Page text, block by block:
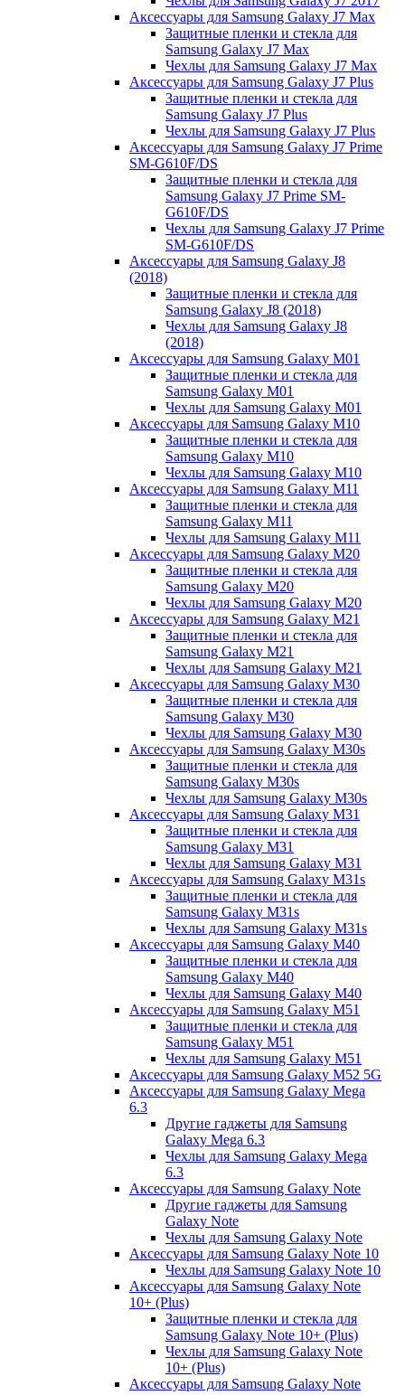
Аксессуары для Samsung Galaxy J7 Max
Защитные пленки и стекла для
Samsung Galaxy J7 Max
Чехлы для Samsung Galaxy J7 Max
Аксессуары для Samsung Galaxy J7 Plus
Защитные пленки и стекла для
Samsung Galaxy J7 Plus
Чехлы для Samsung Galaxy J7 Plus
Аксессуары для Samsung Galaxy J7 Prime
SM-G610F/DS
Защитные пленки и стекла для
Samsung Galaxy J7 Prime SM-
G610F/DS
Чехлы для Samsung Galaxy J7 Prime
SM-G610F/DS
Аксессуары для Samsung Galaxy J8
(2018)
Защитные пленки и стекла для
Samsung Galaxy J8 (2018)
Чехлы для Samsung Galaxy J8
(2018)
Аксессуары для Samsung Galaxy M01
Защитные пленки и стекла для
Samsung Galaxy M01
Чехлы для Samsung Galaxy M01
Аксессуары для Samsung Galaxy M10
Защитные пленки и стекла для
Samsung Galaxy M10
Чехлы для Samsung Galaxy M10
Аксессуары для Samsung Galaxy M11
Защитные пленки и стекла для
Samsung Galaxy M11
Чехлы для Samsung Galaxy M11
Аксессуары для Samsung Galaxy M20
Защитные пленки и стекла для
Samsung Galaxy M20
Чехлы для Samsung Galaxy M20
Аксессуары для Samsung Galaxy M21
Защитные пленки и стекла для
Samsung Galaxy M21
Чехлы для Samsung Galaxy M21
Аксессуары для Samsung Galaxy M30
Защитные пленки и стекла для
Samsung Galaxy M30
Чехлы для Samsung Galaxy M30
Аксессуары для Samsung Galaxy M30s
Защитные пленки и стекла для
Samsung Galaxy M30s
Чехлы для Samsung Galaxy M30s
Аксессуары для Samsung Galaxy M31
Защитные пленки и стекла для
Samsung Galaxy M31
Чехлы для Samsung Galaxy M31
Аксессуары для Samsung Galaxy M31s
Защитные пленки и стекла для
Samsung Galaxy M31s
Чехлы для Samsung Galaxy M31s
Аксессуары для Samsung Galaxy M40
Защитные пленки и стекла для
Samsung Galaxy M40
Чехлы для Samsung Galaxy M40
Аксессуары для Samsung Galaxy M51
Защитные пленки и стекла для
Samsung Galaxy M51
Чехлы для Samsung Galaxy M51
Аксессуары для Samsung Galaxy M52 5G
Аксессуары для Samsung Galaxy Mega
6.3
Другие гаджеты для Samsung
Galaxy Mega 6.3
Чехлы для Samsung Galaxy Mega
6.3
Аксессуары для Samsung Galaxy Note
Другие гаджеты для Samsung
Galaxy Note
Чехлы для Samsung Galaxy Note
Аксессуары для Samsung Galaxy Note 10
Чехлы для Samsung Galaxy Note 10
Аксессуары для Samsung Galaxy Note
10+ (Plus)
Защитные пленки и стекла для
Samsung Galaxy Note 10+ (Plus)
Чехлы для Samsung Galaxy Note
10+ (Plus)
Аксессуары для Samsung Galaxy Note